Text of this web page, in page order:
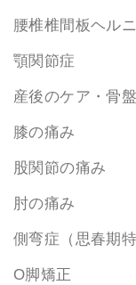
腰椎椎間板ヘル
顎関節症
産後のケア・骨
膝の痛み
股関節の痛み
肘の痛み
側弯症（思春期
O脚矯正